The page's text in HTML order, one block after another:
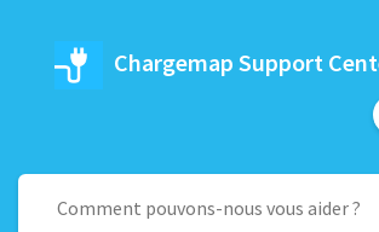
Chargemap Support